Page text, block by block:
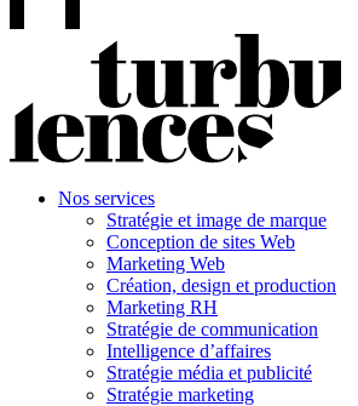
Nos services
Stratégie et image de marque
Conception de sites Web
Marketing Web
Création, design et production
Marketing RH
Stratégie de communication
Intelligence d’affaires
Stratégie média et publicité
Stratégie marketing